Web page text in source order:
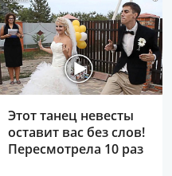
Этот танец невесты
оставит вас без слов!
Пересмотрела 10 раз